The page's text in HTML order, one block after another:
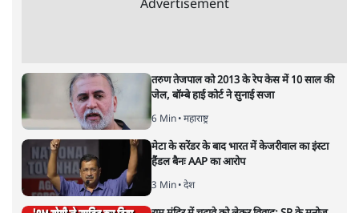
सतीश झा
भारत-यूरोपीय संघ मुक्त व्यापार समझौताः क्या यूरोप की ओर भारत
का झुकाव एक लंबा रणनीतिक नज़रिया है या वैश्विक दबावों और